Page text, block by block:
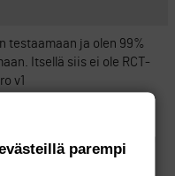
testaamaan ja olen 99%
Itsellä siis ei ole RCT-
v1
en ole ikinä saanut 1.4
venttiiliin. (oikeasti siis
että olen saanut jonkun
parempi